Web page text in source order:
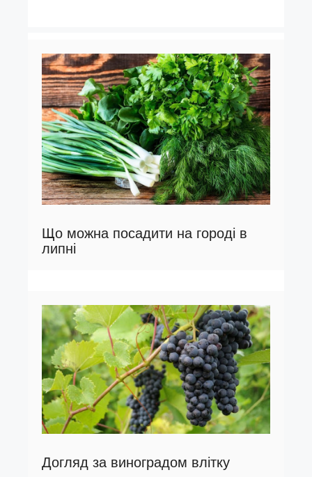
Що можна посадити на городі в
липні
Догляд за виноградом влітку